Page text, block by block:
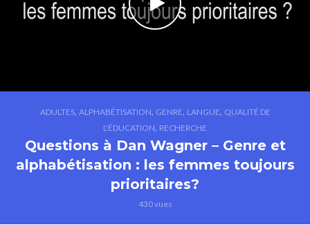
ADULTES, ALPHABÉTISATION, GENRE, LANGUE, QUALITÉ DE
L'ÉDUCATION, RECHERCHE
Questions à Dan Wagner – Genre et
alphabétisation : les femmes toujours
prioritaires?
430 vues